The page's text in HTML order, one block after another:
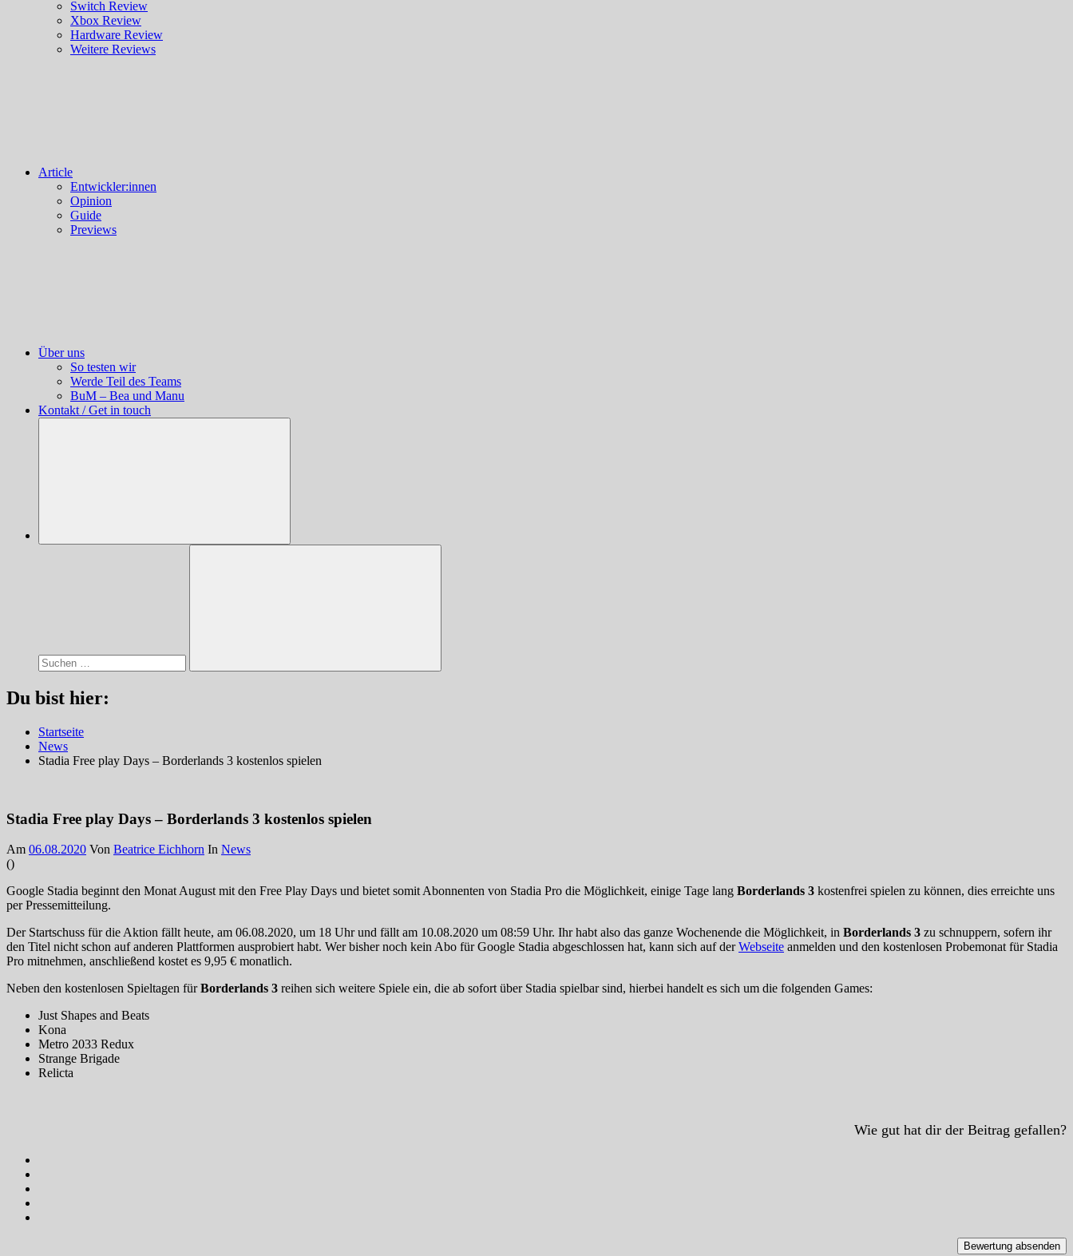
Switch Review
Xbox Review
Hardware Review
Weitere Reviews
Article
Entwickler:innen
Opinion
Guide
Previews
Über uns
So testen wir
Werde Teil des Teams
BuM – Bea und Manu
Kontakt / Get in touch
Suchen
Du bist hier:
Startseite
News
Stadia Free play Days – Borderlands 3 kostenlos spielen
Stadia Free play Days – Borderlands 3 kostenlos spielen
Am 06.08.2020 Von Beatrice Eichhorn In News
()
Google Stadia beginnt den Monat August mit den Free Play Days und bietet somit Abonnenten von Stadia Pro die Möglichkeit, einige Tage lang Borderlands 3 kostenfrei spielen zu können, dies erreichte uns
per Pressemitteilung.
Der Startschuss für die Aktion fällt heute, am 06.08.2020, um 18 Uhr und fällt am 10.08.2020 um 08:59 Uhr. Ihr habt also das ganze Wochenende die Möglichkeit, in Borderlands 3 zu schnuppern, sofern ihr
den Titel nicht schon auf anderen Plattformen ausprobiert habt. Wer bisher noch kein Abo für Google Stadia abgeschlossen hat, kann sich auf derWebseite anmelden und den kostenlosen Probemonat für Stadia
Pro mitnehmen, anschließend kostet es 9,95 € monatlich.
Neben den kostenlosen Spieltagen fürBorderlands 3 reihen sich weitere Spiele ein, die ab sofort über Stadia spielbar sind, hierbei handelt es sich um die folgenden Games:
Just Shapes and Beats
Kona
Metro 2033 Redux
Strange Brigade
Relicta
Wie gut hat dir der Beitrag gefallen?
Bewertung absenden